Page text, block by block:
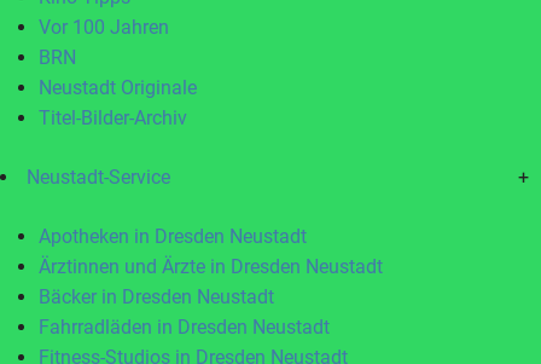
Vor 100 Jahren
BRN
Neustadt Originale
Titel-Bilder-Archiv
Neustadt-Service +
Apotheken in Dresden Neustadt
Ärztinnen und Ärzte in Dresden Neustadt
Bäcker in Dresden Neustadt
Fahrradläden in Dresden Neustadt
Fitness-Studios in Dresden Neustadt